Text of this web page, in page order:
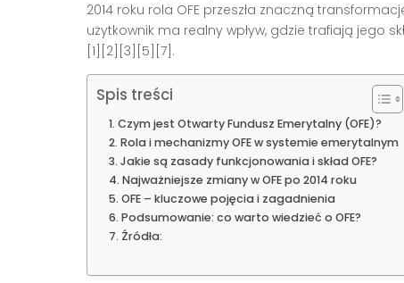
2014 roku rola OFE przeszła znaczną
użytkownik ma realny wpływ, gdzie trafiają jego
[1][2][3][5][7] .
Spis treści
Czym jest Otwarty Fundusz Emerytalny (OFE)?
Rola i mechanizmy OFE w systemie emerytalnym
Jakie są zasady funkcjonowania i skład OFE?
Najważniejsze zmiany w OFE po 2014 roku
OFE – kluczowe pojęcia i zagadnienia
Podsumowanie: co warto wiedzieć o OFE?
Źródła: